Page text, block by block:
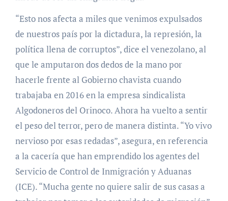
“Esto nos afecta a miles que venimos expulsados
de nuestros país por la dictadura, la represión, la
política llena de corruptos”, dice el venezolano, al
que le amputaron dos dedos de la mano por
hacerle frente al Gobierno chavista cuando
trabajaba en 2016 en la empresa sindicalista
Algodoneros del Orinoco. Ahora ha vuelto a sentir
el peso del terror, pero de manera distinta. “Yo vivo
nervioso por esas redadas”, asegura, en referencia
a la cacería que han emprendido los agentes del
Servicio de Control de Inmigración y Aduanas
(ICE). “Mucha gente no quiere salir de sus casas a